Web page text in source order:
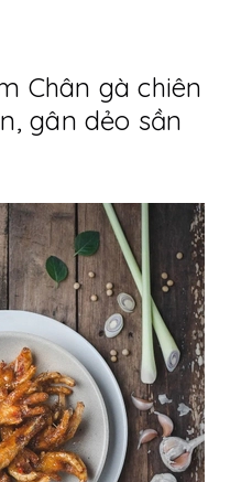
Chân gà chiên
gân dẻo sần